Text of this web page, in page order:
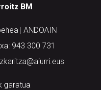
BM
| ANDOAIN
943 300 731
garatua